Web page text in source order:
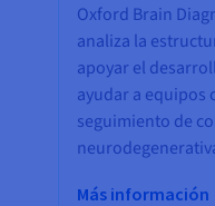
Oxford Brain
analiza la
apoyar el
ayudar a equipos
seguimiento de
Más información